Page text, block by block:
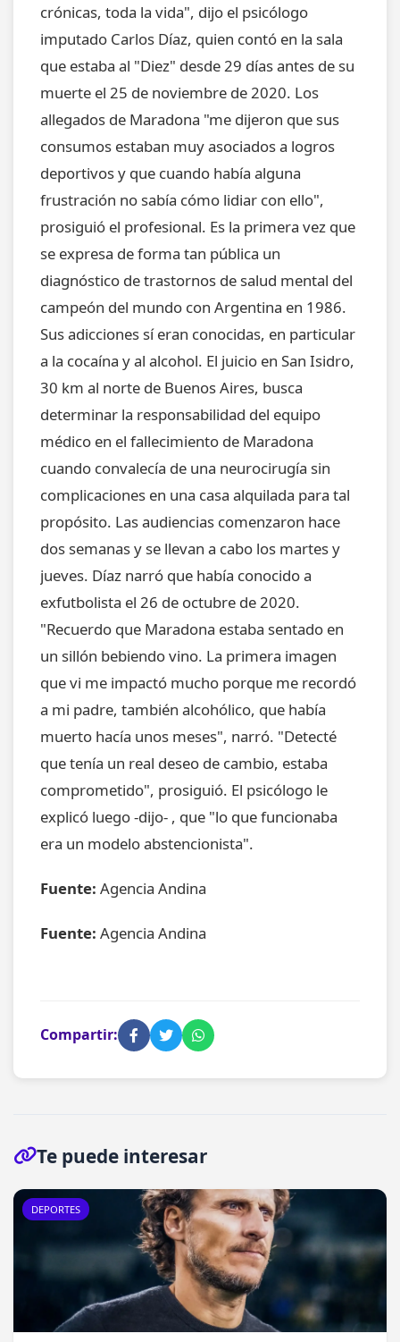
crónicas, toda la vida", dijo el psicólogo
imputado Carlos Díaz, quien contó en la sala
que estaba al "Diez" desde 29 días antes de su
muerte el 25 de noviembre de 2020. Los
allegados de Maradona "me dijeron que sus
consumos estaban muy asociados a logros
deportivos y que cuando había alguna
frustración no sabía cómo lidiar con ello",
prosiguió el profesional. Es la primera vez que
se expresa de forma tan pública un
diagnóstico de trastornos de salud mental del
campeón del mundo con Argentina en 1986.
Sus adicciones sí eran conocidas, en particular
a la cocaína y al alcohol. El juicio en San Isidro,
30 km al norte de Buenos Aires, busca
determinar la responsabilidad del equipo
médico en el fallecimiento de Maradona
cuando convalecía de una neurocirugía sin
complicaciones en una casa alquilada para tal
propósito. Las audiencias comenzaron hace
dos semanas y se llevan a cabo los martes y
jueves. Díaz narró que había conocido a
exfutbolista el 26 de octubre de 2020.
"Recuerdo que Maradona estaba sentado en
un sillón bebiendo vino. La primera imagen
que vi me impactó mucho porque me recordó
a mi padre, también alcohólico, que había
muerto hacía unos meses", narró. "Detecté
que tenía un real deseo de cambio, estaba
comprometido", prosiguió. El psicólogo le
explicó luego -dijo- , que "lo que funcionaba
era un modelo abstencionista".
Fuente: Agencia Andina
Fuente: Agencia Andina
Compartir:
Te puede interesar
DEPORTES